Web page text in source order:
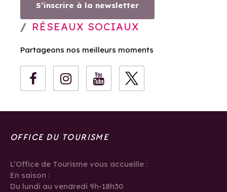
S’inscrire à la newsletter
RÉSEAUX SOCIAUX
Partageons nos meilleurs moments
OFFICE DU TOURISME
L’Office de Tourisme vous accueille :
En saison :
Du lundi au vendredi 9h-18h30